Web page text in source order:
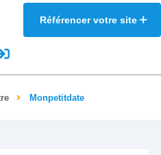
Référencer votre site
Monpetitdate